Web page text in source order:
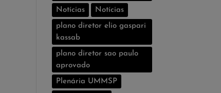
Notícias Notí­cias
plano diretor elio gaspari
kassab
plano diretor sao paulo
aprovado
Plenária UMMSP